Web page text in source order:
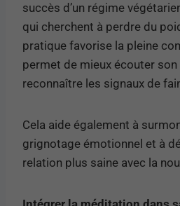
succès d’un régime
qui cherchent à perdre du
pratique favorise la pleine
permet de mieux écouter
reconnaître les signaux de
Cela aide également à
grignotage émotionnel et à
relation plus saine avec la